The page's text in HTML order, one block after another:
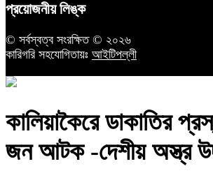
প্রয়োজনীয় লিঙ্ক
© সর্বস্বত্ব সংরক্ষিত © ২০২৬
কারিগরি সহযোগিতায়ঃ আইটিপল্লী
কালিয়াকৈরে ডাকাতির
জন আটক -দেশীয় অস্ত্র